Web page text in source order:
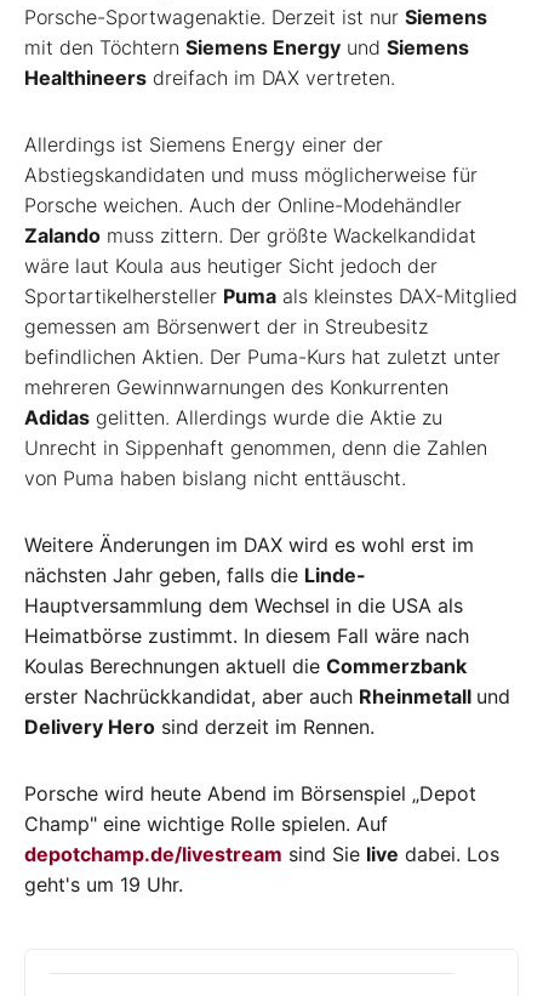
Porsche-Sportwagenaktie. Derzeit ist nur Siemens
mit den Töchtern Siemens Energy und Siemens
Healthineers dreifach im DAX vertreten.
Allerdings ist Siemens Energy einer der
Abstiegskandidaten und muss möglicherweise für
Porsche weichen. Auch der Online-Modehändler
Zalando muss zittern. Der größte Wackelkandidat
wäre laut Koula aus heutiger Sicht jedoch der
Sportartikelhersteller Puma als kleinstes DAX-Mitglied
gemessen am Börsenwert der in Streubesitz
befindlichen Aktien. Der Puma-Kurs hat zuletzt unter
mehreren Gewinnwarnungen des Konkurrenten
Adidas gelitten. Allerdings wurde die Aktie zu
Unrecht in Sippenhaft genommen, denn die Zahlen
von Puma haben bislang nicht enttäuscht.
Weitere Änderungen im DAX wird es wohl erst im
nächsten Jahr geben, falls die Linde-
Hauptversammlung dem Wechsel in die USA als
Heimatbörse zustimmt. In diesem Fall wäre nach
Koulas Berechnungen aktuell die Commerzbank
erster Nachrückkandidat, aber auch Rheinmetall und
Delivery Hero sind derzeit im Rennen.
Porsche wird heute Abend im Börsenspiel „Depot
Champ" eine wichtige Rolle spielen. Auf
depotchamp.de/livestream sind Sie live dabei. Los
geht's um 19 Uhr.